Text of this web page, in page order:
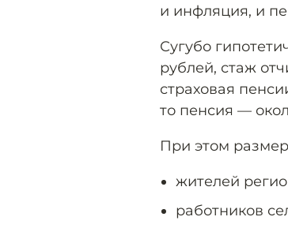
и инфляция, и
Сугубо
рублей, стаж
страховая
то пенсия —
При этом
жителей
работников